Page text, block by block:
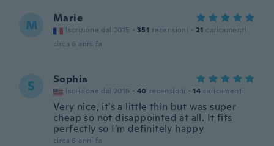
M Marie
Iscrizione dal 2015 · 351 recensioni · 21 caricamenti
circa 6 anni fa
S Sophia
Iscrizione dal 2016 · 40 recensioni · 14 caricamenti
Very nice, it's a little thin but was super
cheap so not disappointed at all. It fits
perfectly so I'm definitely happy
circa 6 anni fa